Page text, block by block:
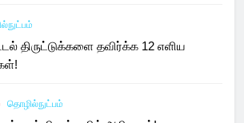
திருட்டுக்களை தவிர்க்க 12 எளிய
தொழில்நுட்பம்